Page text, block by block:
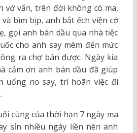
vớ vẩn, trên đời không có ma,
bìm bịp, anh bắt ếch viện cớ
gọi anh bán dầu qua nhà tiệc
cho anh say mèm đến mức
ra chợ bán được. Ngày kia
cảm ơn anh bán dầu đã giúp
uống no say, trì hoãn việc đi
cùng của thời hạn 7 ngày ma
sỉn nhiều ngày liền nên anh